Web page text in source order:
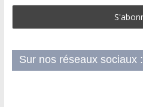
Sur nos réseaux sociaux :